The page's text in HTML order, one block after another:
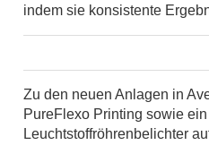
indem sie konsistente
Zu den neuen Anlagen in
PureFlexo Printing sowie
Leuchtstoffröhrenbelichter